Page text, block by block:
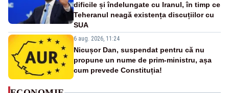
dificile și îndelungate cu Iranul, în timp ce
Teheranul neagă existența discuțiilor cu
SUA
6 aug. 2026, 11:24
Nicușor Dan, suspendat pentru că nu
propune un nume de prim-ministru, așa
cum prevede Constituția!